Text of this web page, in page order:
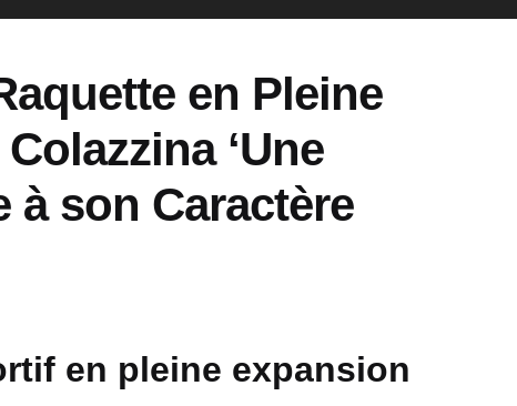
en Pleine
‘Une
à son Caractère
en pleine expansion